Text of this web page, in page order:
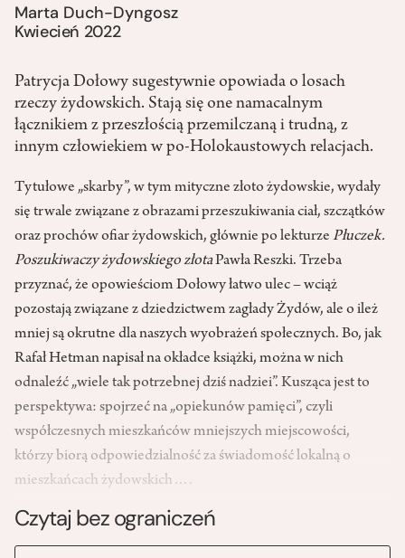
Marta Duch-Dyngosz
Kwiecień 2022
Patrycja Dołowy sugestywnie opowiada o losach
rzeczy żydowskich. Stają się one namacalnym
łącznikiem z przeszłością przemilczaną i trudną, z
innym człowiekiem w po-Holokaustowych relacjach.
Tytułowe „skarby”, w tym mityczne złoto żydowskie, wydały
się trwale związane z obrazami przeszukiwania ciał, szczątków
oraz prochów ofiar żydowskich, głównie po lekturze Płuczek.
Poszukiwaczy żydowskiego złotaPawła Reszki. Trzeba
przyznać, że opowieściom Dołowy łatwo ulec – wciąż
pozostają związane z dziedzictwem zagłady Żydów, ale o ileż
mniej są okrutne dla naszych wyobrażeń społecznych. Bo, jak
Rafał Hetman napisał na okładce książki, można w nich
odnaleźć „wiele tak potrzebnej dziś nadziei”. Kusząca jest to
perspektywa: spojrzeć na „opiekunów pamięci”, czyli
współczesnych mieszkańców mniejszych miejscowości,
którzy biorą odpowiedzialność za świadomość lokalną o
mieszkańcach żydowskich….
Czytaj bez ograniczeń